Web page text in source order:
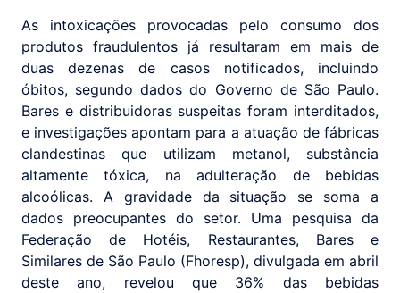
As intoxicações provocadas pelo consumo dos
produtos fraudulentos já resultaram em mais de
duas dezenas de casos notificados, incluindo
óbitos, segundo dados do Governo de São Paulo.
Bares e distribuidoras suspeitas foram interditados,
e investigações apontam para a atuação de fábricas
clandestinas que utilizam metanol, substância
altamente tóxica, na adulteração de bebidas
alcoólicas. A gravidade da situação se soma a
dados preocupantes do setor. Uma pesquisa da
Federação de Hotéis, Restaurantes, Bares e
Similares de São Paulo (Fhoresp), divulgada em abril
deste ano, revelou que 36% das bebidas